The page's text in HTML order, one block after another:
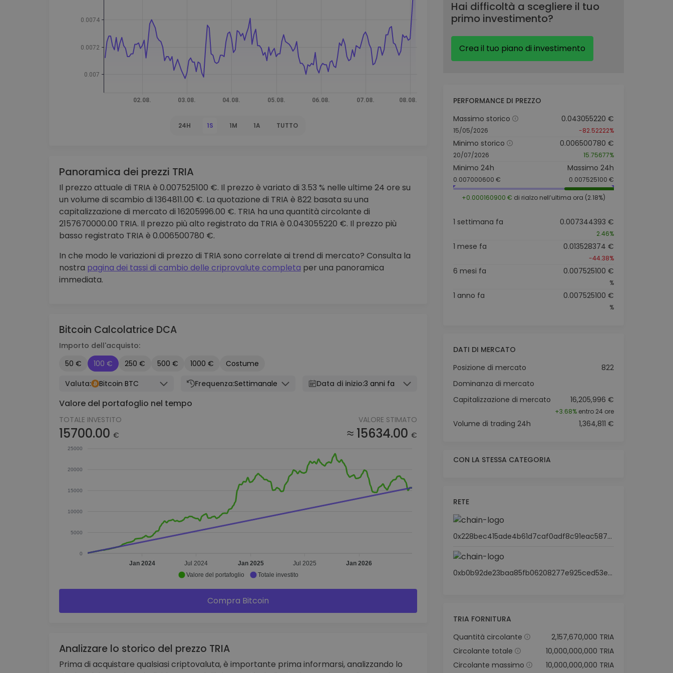
Trova la tua strategia crypto
24H 1S 1M 1A TUTTO
Panoramica dei prezzi TRIA
Il prezzo attuale di TRIA è 0.007525100 €. Il prezzo è variato di 3.53 % nelle ultime 24 ore su
un volume di scambio di 1364811.00 €. La quotazione di TRIA è 822 basata su una
capitalizzazione di mercato di 16205996.00 €. TRIA ha una quantità circolante di
2157670000.00 TRIA. Il prezzo più alto registrato da TRIA è 0.043055220 €. Il prezzo più
basso registrato TRIA è 0.006500780 €.
In che modo le variazioni di prezzo di TRIA sono correlate ai trend di mercato? Consulta la
nostra pagina dei tassi di cambio delle criprovalute completa per una panoramica
immediata.
Bitcoin Calcolatrice DCA
Importo dell'acquisto:
50 €
100 € 250 € 500 € 1000 €
Costume
Valuta:
Bitcoin BTC Frequenza:Settimanale Data di inizio:3 anni fa
Valore del portafoglio nel tempo
TOTALE INVESTITO
15700.00 €
VALORE STIMATO
≈ 15634.00 €
25000
20000
15000
10000
5000
0
Jan 2024 Jul 2024 Jan 2025 Jul 2025 Jan 2026
Valore del portafoglio Totale investito
Compra Bitcoin
Analizzare lo storico del prezzo TRIA
Prima di acquistare qualsiasi criptovaluta, è importante prima informarsi, analizzando lo
Hai difficoltà a scegliere il tuo
primo investimento?
Crea il tuo piano di investimento
PERFORMANCE DI PREZZO
Massimo storico
15/05/2026
0.043055220 €
-82.52222%
Minimo storico
20/07/2026
0.006500780 €
15.75677%
Minimo 24h
0.007000600 €
Massimo 24h
0.007525100 €
+0.000160900 € di rialzo nell’ultima ora (2.18%)
1 settimana fa 0.007344393 €
2.46%
1 mese fa 0.013528374 €
-44.38%
6 mesi fa 0.007525100 €
%
1 anno fa 0.007525100 €
%
DATI DI MERCATO
Posizione di mercato
822
Dominanza di mercato
Capitalizzazione di mercato
16,205,996 €
+3.68%entro 24 ore
Volume di trading 24h 1,364,811 €
CON LA STESSA CATEGORIA
RETE
0x228bec415ade4b61d7caf0adf8c91eac587ba369
0xb0b92de23baa85fb06208277e925ced53edab482
TRIA FORNITURA
Quantità circolante
2,157,670,000 TRIA
Circolante totale
10,000,000,000 TRIA
Circolante massimo
10,000,000,000 TRIA